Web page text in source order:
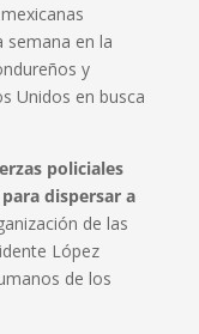
semana en la
y
Unidos en busca
policiales
dispersar a
de las
López
de los